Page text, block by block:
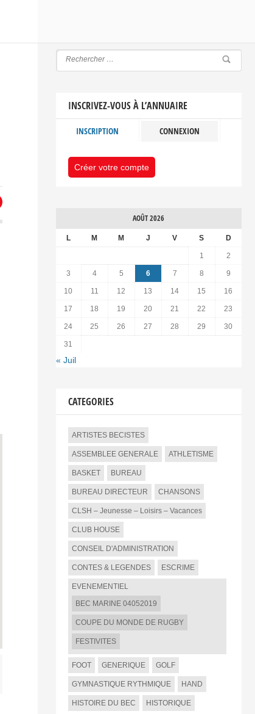
INSCRIVEZ-VOUS À L’ANNUAIRE
INSCRIPTION CONNEXION
Créer votre compte
AOÛT 2026
L M M J V S D
1 2
3 4 5 6 7 8 9
10 11 12 13 14 15 16
17 18 19 20 21 22 23
24 25 26 27 28 29 30
31
« Juil
CATEGORIES
ARTISTES BECISTES
ASSEMBLEE GENERALE ATHLETISME
BASKET BUREAU
BUREAU DIRECTEUR CHANSONS
CLSH – Jeunesse – Loisirs – Vacances
CLUB HOUSE
CONSEIL D'ADMINISTRATION
CONTES & LEGENDES ESCRIME
EVENEMENTIEL
BEC MARINE 04052019
COUPE DU MONDE DE RUGBY
FESTIVITES
FOOT GENERIQUE GOLF
GYMNASTIQUE RYTHMIQUE HAND
HISTOIRE DU BEC HISTORIQUE